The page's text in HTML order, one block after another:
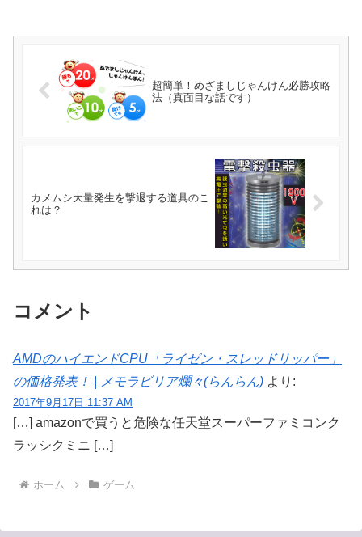
超簡単！めざましじゃんけん必勝攻略
法（真面目な話です）
カメムシ大量発生を撃退する道具のこ
れは？
コメント
AMDのハイエンドCPU「ライゼン・スレッドリッパー」
の価格発表！ | メモラビリア爛々(らんらん) より:
2017年9月17日 11:37 AM
[…] amazonで買うと危険な任天堂スーパーファミコンク
ラッシクミニ […]
ホーム ゲーム